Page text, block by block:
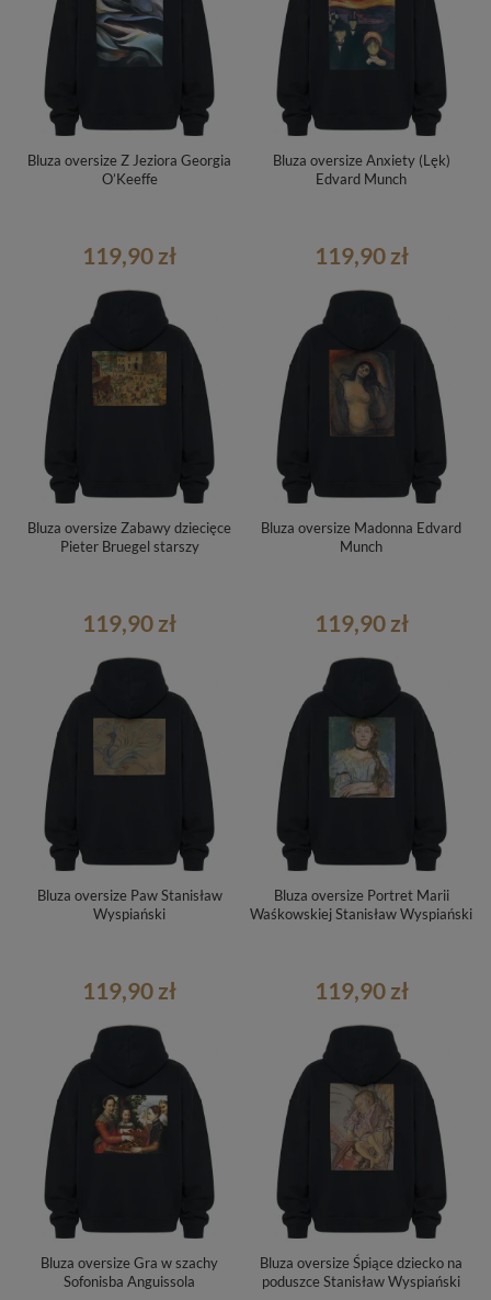
Bluza oversize Z Jeziora Georgia
O’Keeffe
119,90 zł
Bluza oversize Anxiety (Lęk)
Edvard Munch
119,90 zł
Bluza oversize Zabawy dziecięce
Pieter Bruegel starszy
119,90 zł
Bluza oversize Madonna Edvard
Munch
119,90 zł
Bluza oversize Paw Stanisław
Wyspiański
119,90 zł
Bluza oversize Portret Marii
Waśkowskiej Stanisław Wyspiański
119,90 zł
Bluza oversize Gra w szachy
Sofonisba Anguissola
Bluza oversize Śpiące dziecko na
poduszce Stanisław Wyspiański